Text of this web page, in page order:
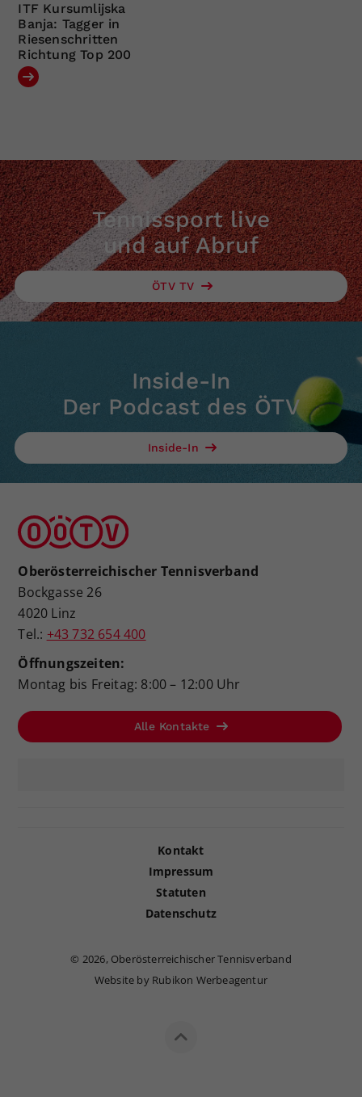
ITF Kursumlijska
Banja: Tagger in
Riesenschritten
Richtung Top 200
Tennissport live
und auf Abruf
ÖTV TV
Inside-In
Der Podcast des ÖTV
Inside-In
Oberösterreichischer Tennisverband
Bockgasse 26
4020 Linz
Tel.: +43 732 654 400
Öffnungszeiten:
Montag bis Freitag: 8:00 – 12:00 Uhr
Alle Kontakte
Kontakt
Impressum
Statuten
Datenschutz
© 2026, Oberösterreichischer Tennisverband
Website by Rubikon Werbeagentur